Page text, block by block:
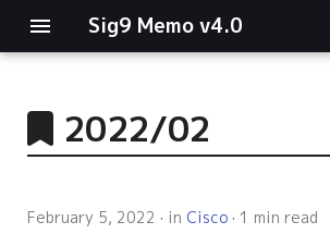
Sig9 Memo v4.0
main関数2022/02
February 5, 2022 in Cisco 1 min read